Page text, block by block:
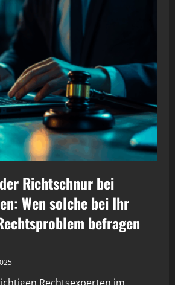
Richtschnur bei
Wen solche bei Ihr
befragen